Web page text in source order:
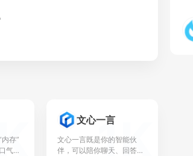
存”
气读
文心一言
文心一言既是你的智能伙
伴，可以陪你聊天、回答问
1K